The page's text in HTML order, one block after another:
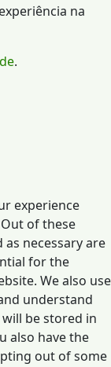
na
.
experience
of these
necessary are
for the
We also use
understand
be stored in
also have the
out of some